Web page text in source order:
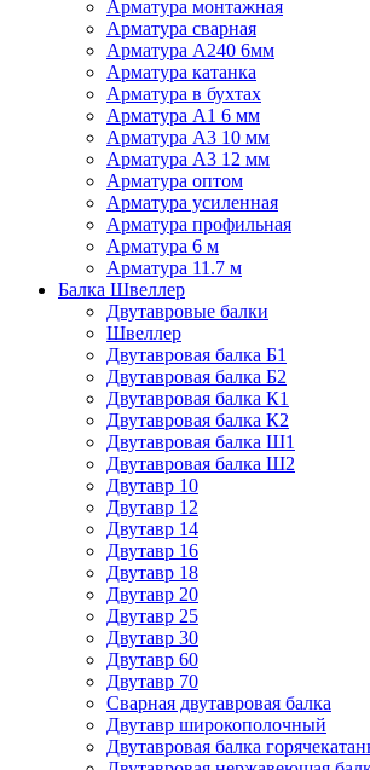
Арматура монтажная
Арматура сварная
Арматура А240 6мм
Арматура катанка
Арматура в бухтах
Арматура А1 6 мм
Арматура А3 10 мм
Арматура А3 12 мм
Арматура оптом
Арматура усиленная
Арматура профильная
Арматура 6 м
Арматура 11.7 м
Балка Швеллер
Двутавровые балки
Швеллер
Двутавровая балка Б1
Двутавровая балка Б2
Двутавровая балка К1
Двутавровая балка К2
Двутавровая балка Ш1
Двутавровая балка Ш2
Двутавр 10
Двутавр 12
Двутавр 14
Двутавр 16
Двутавр 18
Двутавр 20
Двутавр 25
Двутавр 30
Двутавр 60
Двутавр 70
Сварная двутавровая балка
Двутавр широкополочный
Двутавровая балка